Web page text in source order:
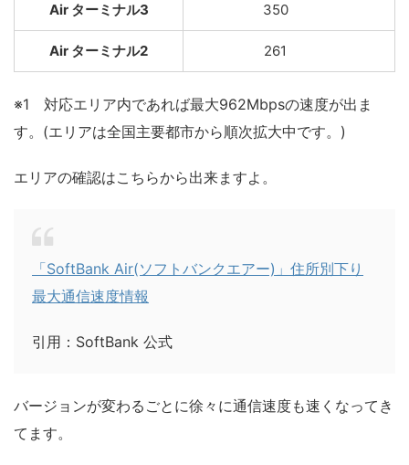
Air ターミナル3 350
Air ターミナル2 261
※1 対応エリア内であれば最大962Mbpsの速度が出ま
す。(エリアは全国主要都市から順次拡大中です。)
エリアの確認はこちらから出来ますよ。
「SoftBank Air(ソフトバンクエアー)」住所別下り
最大通信速度情報
引用：SoftBank 公式
バージョンが変わるごとに徐々に通信速度も速くなってき
てます。